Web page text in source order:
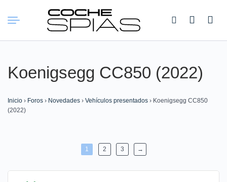
Buscar:
Koenigsegg CC850 (2022)
Inicio › Foros › Novedades › Vehículos presentados › Koenigsegg CC850
(2022)
1 2 3 →